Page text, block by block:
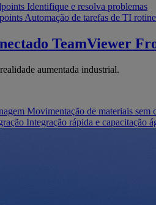
Identifique e resolva problemas
Automação de tarefas de TI
TeamViewer
aumentada industrial.
Movimentação de materiais sem
Integração rápida e capacitação